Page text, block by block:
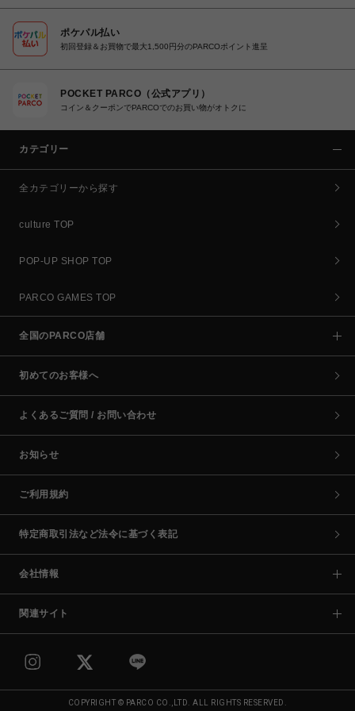
ポケパル払い
初回登録＆お買物で最大1,500円分のPARCOポイント進呈
POCKET PARCO（公式アプリ）
コイン＆クーポンでPARCOでのお買い物がオトクに
カテゴリー
全カテゴリーから探す
culture TOP
POP-UP SHOP TOP
PARCO GAMES TOP
全国のPARCO店舗
初めてのお客様へ
よくあるご質問 / お問い合わせ
お知らせ
ご利用規約
特定商取引法など法令に基づく表記
会社情報
関連サイト
COPYRIGHT © PARCO CO.,LTD. ALL RIGHTS RESERVED.